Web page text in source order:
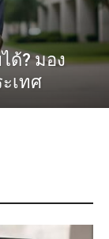
ด้? มอง
เทศ